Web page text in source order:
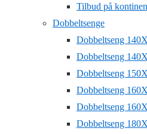
Tilbud på
Dobbeltsenge
Dobbeltseng
Dobbeltseng
Dobbeltseng
Dobbeltseng
Dobbeltseng
Dobbeltseng